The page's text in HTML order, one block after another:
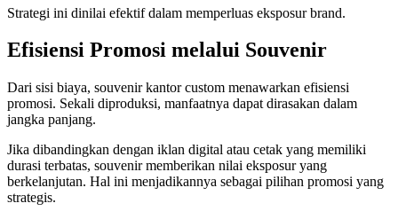
Strategi ini dinilai efektif dalam memperluas eksposur brand.
Efisiensi Promosi melalui Souvenir
Dari sisi biaya, souvenir kantor custom menawarkan efisiensi
promosi. Sekali diproduksi, manfaatnya dapat dirasakan dalam
jangka panjang.
Jika dibandingkan dengan iklan digital atau cetak yang memiliki
durasi terbatas, souvenir memberikan nilai eksposur yang
berkelanjutan. Hal ini menjadikannya sebagai pilihan promosi yang
strategis.